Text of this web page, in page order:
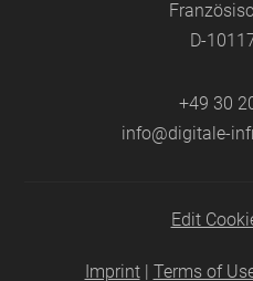
D-
+49 30
info@digitale-
Edit
Imprint| Terms of